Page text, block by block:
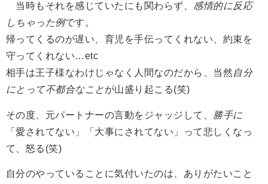
当時もそれを感じていたにも関わらず、 感情的に反応
しちゃった例です。
帰ってくるのが遅い、育児を手伝ってくれない、約束を
守ってくれない…etc
相手は王子様なわけじゃなく人間なのだから、当然自分
にとって不都合なことが山盛り起こる(笑)
その度、元パートナーの言動をジャッジして、
勝手に
「愛されてない」「大事にされてない」って悲しくなっ
て、怒る(笑)
自分のやっていることに気付いたのは、ありがたいこと